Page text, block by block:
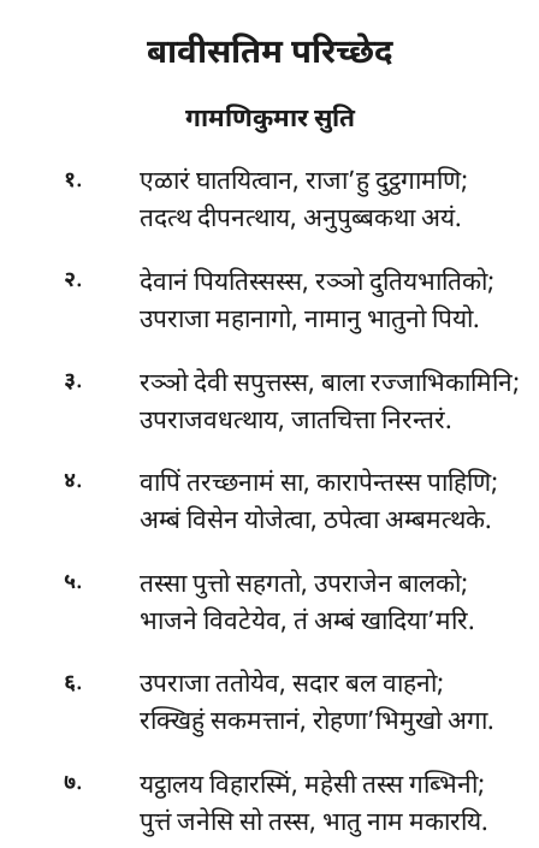
बावीसतिम परिच्छेद
गामणिकुमार सुति
१.
एळारं घातयित्वान, राजा’हु दुट्ठगामणि;
तदत्थ दीपनत्थाय, अनुपुब्बकथा अयं.
२.
देवानं पियतिस्सस्स, रञ्ञो दुतियभातिको;
उपराजा महानागो, नामानु भातुनो पियो.
३.
रञ्ञो देवी सपुत्तस्स, बाला रज्जाभिकामिनि;
उपराजवधत्थाय, जातचित्ता निरन्तरं.
४.
वापिं तरच्छनामं सा, कारापेन्तस्स पाहिणि;
अम्बं विसेन योजेत्वा, ठपेत्वा अम्बमत्थके.
५.
तस्सा पुत्तो सहगतो, उपराजेन बालको;
भाजने विवटेयेव, तं अम्बं खादिया’मरि.
६.
उपराजा ततोयेव, सदार बल वाहनो;
रक्खिहुं सकमत्तानं, रोहणा’भिमुखो अगा.
७.
यट्ठालय विहारस्मिं, महेसी तस्स गब्भिनी;
पुत्तं जनेसि सो तस्स, भातु नाम मकारयि.